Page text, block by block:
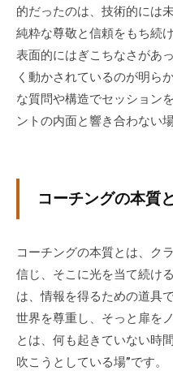
チ
ン
グ
を
学
び
人
の
方
、
コ
ー
的だったのは、技術的には
純粋な尊敬と信頼をもち続
表面的にはぎこちなさがあ
く動かされているのが明ら
な質問や構造でセッション
ントの内面と響き合わない
コーチングの本質
コーチングの本質とは、ク
信じ、そこに光を当て続け
は、情報を得るための道具
世界を尊重し、そっと扉を
とは、何も起きていない時
吹こうとしている場”です。